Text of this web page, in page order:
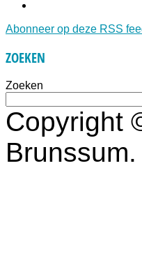
Abonneer op deze RSS
ZOEKEN
Zoeken
Copyright